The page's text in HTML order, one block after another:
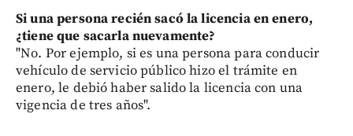
Si una persona recién sacó la licencia en enero,
¿tiene que sacarla nuevamente?
"No. Por ejemplo, si es una persona para conducir
vehículo de servicio público hizo el trámite en
enero, le debió haber salido la licencia con una
vigencia de tres años".